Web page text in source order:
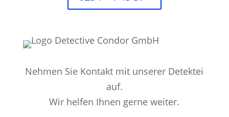
Nehmen Sie Kontakt mit unserer Detektei
auf.
Wir helfen Ihnen gerne weiter.